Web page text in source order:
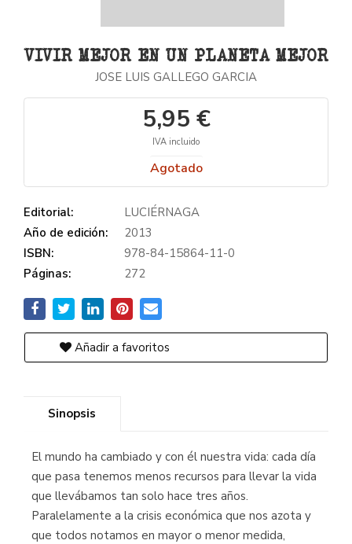
VIVIR MEJOR EN UN PLANETA MEJOR
JOSE LUIS GALLEGO GARCIA
5,95 €
IVA incluido
Agotado
Editorial:
LUCIÉRNAGA
Año de edición:
2013
ISBN:
978-84-15864-11-0
Páginas:
272
Añadir a favoritos
Sinopsis
El mundo ha cambiado y con él nuestra vida: cada día
que pasa tenemos menos recursos para llevar la vida
que llevábamos tan solo hace tres años.
Paralelamente a la crisis económica que nos azota y
que todos notamos en mayor o menor medida,